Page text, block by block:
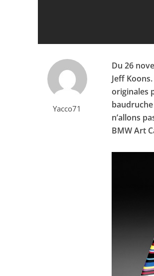
Yacco71
Du 26
Jeff
originales
n’allons
BMW Art